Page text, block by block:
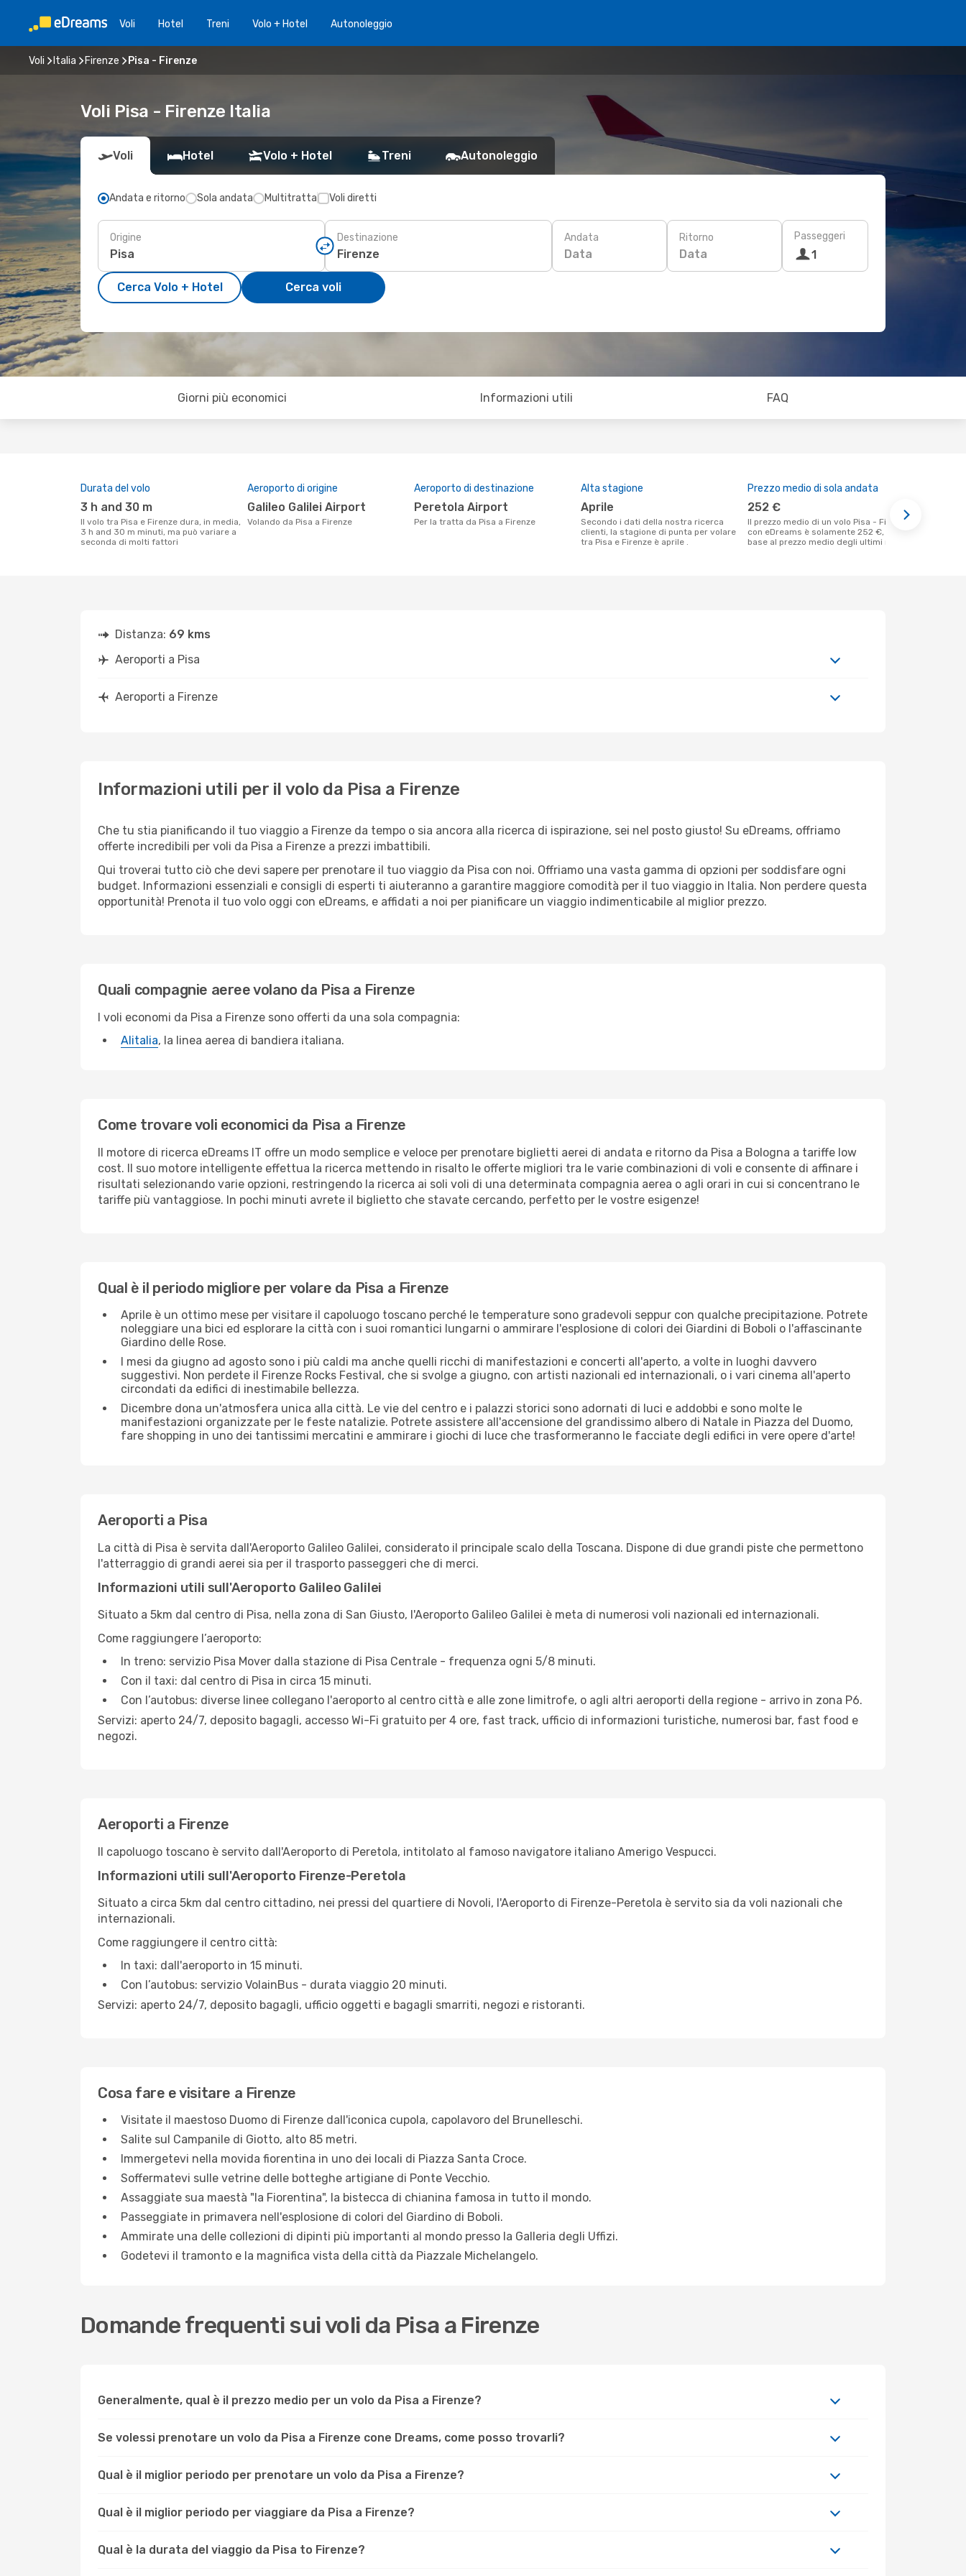
Voli Hotel Treni Volo + Hotel Autonoleggio
Voli Italia Firenze Pisa - Firenze
Voli Pisa - Firenze Italia
Voli Hotel Volo + Hotel Treni Autonoleggio
Andata e ritorno Sola andata Multitratta Voli diretti
Origine Destinazione Andata
Data
Ritorno
Data
Passeggeri
1
Cerca Volo + Hotel Cerca voli
Giorni più economici Informazioni utili FAQ
Durata del volo
3 h and 30 m
Il volo tra Pisa e Firenze dura, in media,
3 h and 30 m minuti, ma può variare a
seconda di molti fattori
Aeroporto di origine
Galileo Galilei Airport
Volando da Pisa a Firenze
Aeroporto di destinazione
Peretola Airport
Per la tratta da Pisa a Firenze
Alta stagione
aprile
Secondo i dati della nostra ricerca
clienti, la stagione di punta per volare
tra Pisa e Firenze è aprile .
Prezzo medio di sola andata
252 €
Il prezzo medio di un volo Pisa - Firenze
con eDreams è solamente 252 €, in
base al prezzo medio degli ultimi mesi.
Distanza: 69 kms
Aeroporti a Pisa
Aeroporti a Firenze
Informazioni utili per il volo da Pisa a Firenze
Che tu stia pianificando il tuo viaggio a Firenze da tempo o sia ancora alla ricerca di ispirazione, sei nel posto giusto! Su eDreams, offriamo
offerte incredibili per voli da Pisa a Firenze a prezzi imbattibili.
Qui troverai tutto ciò che devi sapere per prenotare il tuo viaggio da Pisa con noi. Offriamo una vasta gamma di opzioni per soddisfare ogni
budget. Informazioni essenziali e consigli di esperti ti aiuteranno a garantire maggiore comodità per il tuo viaggio in Italia. Non perdere questa
opportunità! Prenota il tuo volo oggi con eDreams, e affidati a noi per pianificare un viaggio indimenticabile al miglior prezzo.
Quali compagnie aeree volano da Pisa a Firenze
I voli economi da Pisa a Firenze sono offerti da una sola compagnia:
Alitalia, la linea aerea di bandiera italiana.
Come trovare voli economici da Pisa a Firenze
Il motore di ricerca eDreams IT offre un modo semplice e veloce per prenotare biglietti aerei di andata e ritorno da Pisa a Bologna a tariffe low
cost. Il suo motore intelligente effettua la ricerca mettendo in risalto le offerte migliori tra le varie combinazioni di voli e consente di affinare i
risultati selezionando varie opzioni, restringendo la ricerca ai soli voli di una determinata compagnia aerea o agli orari in cui si concentrano le
tariffe più vantaggiose. In pochi minuti avrete il biglietto che stavate cercando, perfetto per le vostre esigenze!
Qual è il periodo migliore per volare da Pisa a Firenze
Aprile è un ottimo mese per visitare il capoluogo toscano perché le temperature sono gradevoli seppur con qualche precipitazione. Potrete
noleggiare una bici ed esplorare la città con i suoi romantici lungarni o ammirare l'esplosione di colori dei Giardini di Boboli o l'affascinante
Giardino delle Rose.
I mesi da giugno ad agosto sono i più caldi ma anche quelli ricchi di manifestazioni e concerti all'aperto, a volte in luoghi davvero
suggestivi. Non perdete il Firenze Rocks Festival, che si svolge a giugno, con artisti nazionali ed internazionali, o i vari cinema all'aperto
circondati da edifici di inestimabile bellezza.
Dicembre dona un'atmosfera unica alla città. Le vie del centro e i palazzi storici sono adornati di luci e addobbi e sono molte le
manifestazioni organizzate per le feste natalizie. Potrete assistere all'accensione del grandissimo albero di Natale in Piazza del Duomo,
fare shopping in uno dei tantissimi mercatini e ammirare i giochi di luce che trasformeranno le facciate degli edifici in vere opere d'arte!
Aeroporti a Pisa
La città di Pisa è servita dall'Aeroporto Galileo Galilei, considerato il principale scalo della Toscana. Dispone di due grandi piste che permettono
l'atterraggio di grandi aerei sia per il trasporto passeggeri che di merci.
Informazioni utili sull'Aeroporto Galileo Galilei
Situato a 5km dal centro di Pisa, nella zona di San Giusto, l'Aeroporto Galileo Galilei è meta di numerosi voli nazionali ed internazionali.
Come raggiungere l’aeroporto:
In treno: servizio Pisa Mover dalla stazione di Pisa Centrale - frequenza ogni 5/8 minuti.
Con il taxi: dal centro di Pisa in circa 15 minuti.
Con l’autobus: diverse linee collegano l'aeroporto al centro città e alle zone limitrofe, o agli altri aeroporti della regione - arrivo in zona P6.
Servizi: aperto 24/7, deposito bagagli, accesso Wi-Fi gratuito per 4 ore, fast track, ufficio di informazioni turistiche, numerosi bar, fast food e
negozi.
Aeroporti a Firenze
Il capoluogo toscano è servito dall'Aeroporto di Peretola, intitolato al famoso navigatore italiano Amerigo Vespucci.
Informazioni utili sull'Aeroporto Firenze-Peretola
Situato a circa 5km dal centro cittadino, nei pressi del quartiere di Novoli, l'Aeroporto di Firenze-Peretola è servito sia da voli nazionali che
internazionali.
Come raggiungere il centro città:
In taxi: dall'aeroporto in 15 minuti.
Con l’autobus: servizio VolainBus - durata viaggio 20 minuti.
Servizi: aperto 24/7, deposito bagagli, ufficio oggetti e bagagli smarriti, negozi e ristoranti.
Cosa fare e visitare a Firenze
Visitate il maestoso Duomo di Firenze dall'iconica cupola, capolavoro del Brunelleschi.
Salite sul Campanile di Giotto, alto 85 metri.
Immergetevi nella movida fiorentina in uno dei locali di Piazza Santa Croce.
Soffermatevi sulle vetrine delle botteghe artigiane di Ponte Vecchio.
Assaggiate sua maestà "la Fiorentina", la bistecca di chianina famosa in tutto il mondo.
Passeggiate in primavera nell'esplosione di colori del Giardino di Boboli.
Ammirate una delle collezioni di dipinti più importanti al mondo presso la Galleria degli Uffizi.
Godetevi il tramonto e la magnifica vista della città da Piazzale Michelangelo.
Domande frequenti sui voli da Pisa a Firenze
Generalmente, qual è il prezzo medio per un volo da Pisa a Firenze?
Se volessi prenotare un volo da Pisa a Firenze cone Dreams, come posso trovarli?
Qual è il miglior periodo per prenotare un volo da Pisa a Firenze?
Qual è il miglior periodo per viaggiare da Pisa a Firenze?
Qual è la durata del viaggio da Pisa to Firenze?